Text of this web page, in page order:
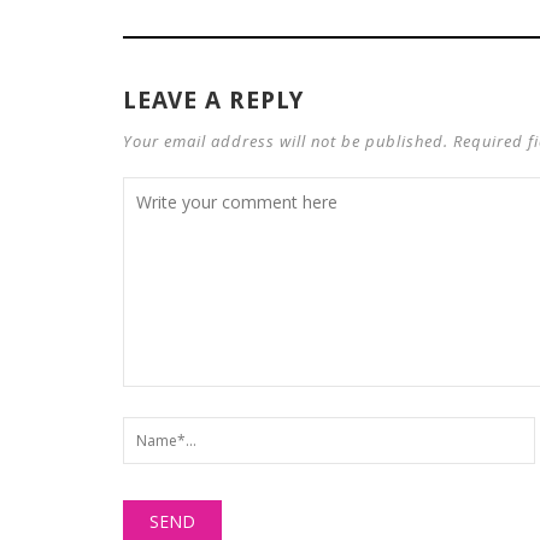
LEAVE A REPLY
Your email address will not be published. Required